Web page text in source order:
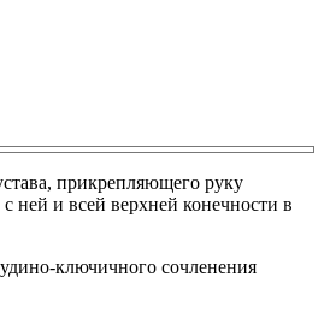
прикрепляющего руку
ней и всей верхней конечности в
ключичного сочленения